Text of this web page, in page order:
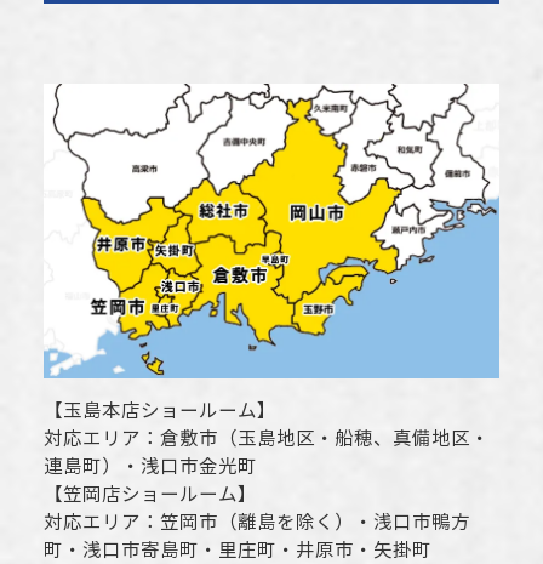
【玉島本店ショールーム】
対応エリア： 倉敷市 （玉島地区・船穂、真備地区・
連島町）・ 浅口市金光町
【笠岡店ショールーム】
対応エリア： 笠岡市（離島を除く） ・ 浅口市鴨方
町・ 浅口市寄島町・里庄町・ 井原市 ・矢掛町